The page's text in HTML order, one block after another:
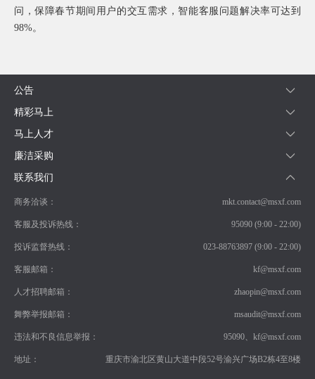
问，保障春节期间用户的交互需求，智能客服问题解决率可达到
98%。
公告
精彩马上
马上人才
廉洁采购
联系我们
商务洽谈： mkt.contact@msxf.com
客服及投诉热线： 95090 (9:00 - 22:00)
投诉监督热线： 023-88763897 (9:00 - 22:00)
客服邮箱： kf@msxf.com
人才招聘邮箱： zhaopin@msxf.com
舞弊举报邮箱： msaudit@msxf.com
违法和不良信息举报： 95090、kf@msxf.com
地址： 重庆市渝北区黄山大道中段52号渝兴广场B2栋4至8楼